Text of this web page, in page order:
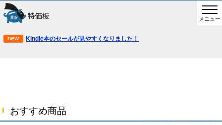
メニュー
Kindle本のセールが見やすくなりました！
おすすめ商品